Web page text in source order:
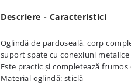
Descriere - Caracteristici
Oglindă de pardoseală, corp
suport spate cu conexiuni metalice
Este practic și completează frumos
Material oglindă: sticlă